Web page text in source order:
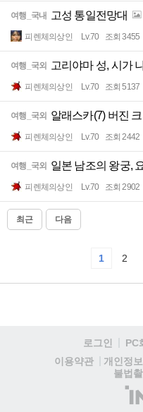
여행_국내 고성 통일전망대
피렌체의상인 Lv.70 조회 3455
여행_국외 고리야마 성, 시가
피렌체의상인 Lv.70 조회 5137
여행_국외 알래스카(7) 버진
피렌체의상인 Lv.70 조회 2442
여행_국외 일본 남조의 왕궁,
피렌체의상인 Lv.70 조회 2902
최근 다음
1 2
로그인 PC
이용약관
개인정
불법